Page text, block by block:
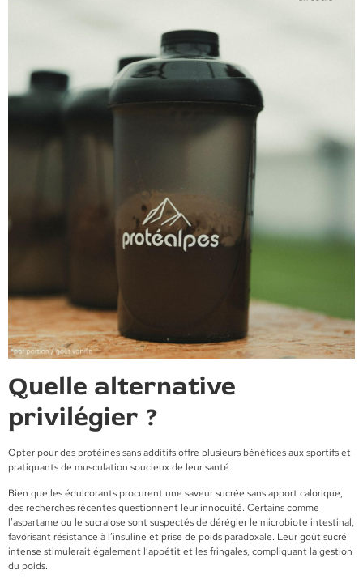
Quelle alternative
privilégier ?
Opter pour des protéines sans additifs offre plusieurs bénéfices aux sportifs et
pratiquants de musculation soucieux de leur santé.
Bien que les édulcorants procurent une saveur sucrée sans apport calorique,
des recherches récentes questionnent leur innocuité. Certains comme
l’aspartame ou le sucralose sont suspectés de dérégler le microbiote intestinal,
favorisant résistance à l’insuline et prise de poids paradoxale. Leur goût sucré
intense stimulerait également l’appétit et les fringales, compliquant la gestion
du poids.